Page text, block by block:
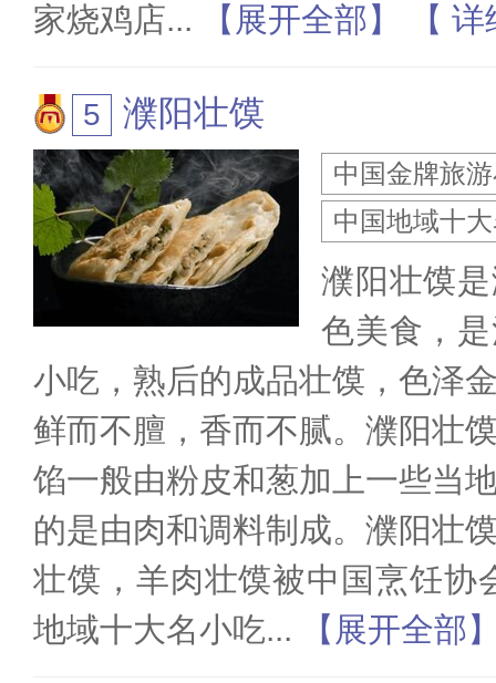
家烧鸡店... 【展开全部】 【
濮阳壮馍
中国金牌旅
中国地域十
濮阳壮馍
色美食，
小吃，熟后的成品壮馍，色泽
鲜而不膻，香而不腻。濮阳壮
馅一般由粉皮和葱加上一些当
的是由肉和调料制成。濮阳壮
壮馍，羊肉壮馍被中国烹饪协
地域十大名小吃... 【展开全部